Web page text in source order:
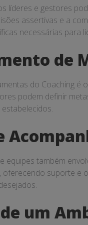
líderes e gestores
assertivas e a
necessárias para
de
do Coaching é
podem definir
equipes também
oferecendo suporte e
um